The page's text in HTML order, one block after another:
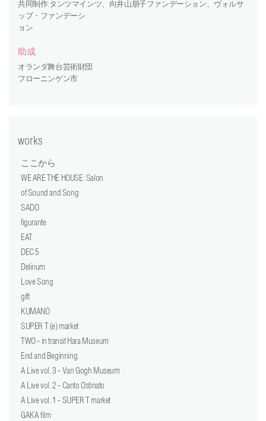
共同制作:タンツマインツ、向井山朋子ファンデーション、ヴォルサ
ップ・ファンデーシ
ョン
助成
オランダ舞台芸術財団
フローニンゲン市
works
ここから
WE ARE THE HOUSE: Salon
of Sound and Song
SADO
figurante
EAT
DEC 5
Delirium
Love Song
gift
KUMANO
SUPER T (e) market
TWO - in transit Hara Museum
End and Beginning
A Live vol. 3 - Van Gogh Museum
A Live vol. 2 - Canto Ostinato
A Live vol. 1 - SUPER T market
GAKA film